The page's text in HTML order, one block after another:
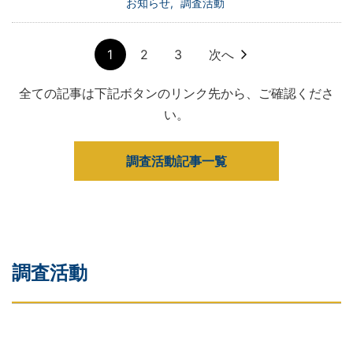
お知らせ 調査活動
1 2 3 次へ
全ての記事は下記ボタンのリンク先から、ご確認くださ
い。
調査活動記事一覧
調査活動